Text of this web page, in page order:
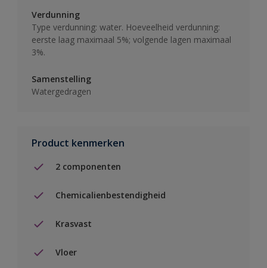
Verdunning
Type verdunning: water. Hoeveelheid verdunning:
eerste laag maximaal 5%; volgende lagen maximaal
3%.
Samenstelling
Watergedragen
Product kenmerken
2 componenten
Chemicalienbestendigheid
Krasvast
Vloer